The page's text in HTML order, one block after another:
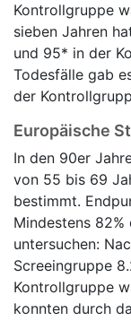
Kontrollgruppe
sieben Jahren
und 95* in der
Todesfälle gab
der
Europäische
In den 90er
von 55 bis 69
bestimmt.
Mindestens 82%
untersuchen:
Screeingruppe
Kontrollgruppe
konnten durch